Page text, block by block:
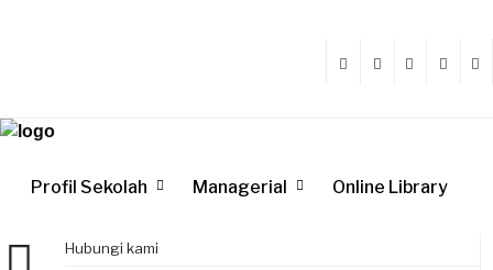
Profil Sekolah Managerial Online Library
Hubungi kami